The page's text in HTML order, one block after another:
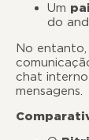
Um
do
No entanto,
chat
mensagens.